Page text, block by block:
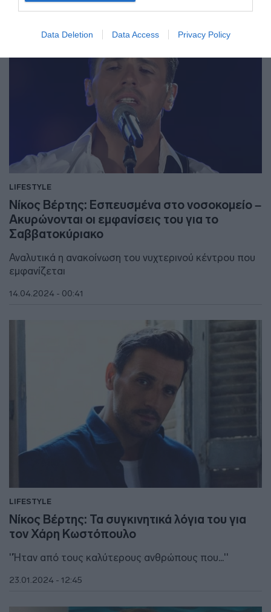
Data Deletion Data Access Privacy Policy
LIFESTYLE
Νίκος Βέρτης: Εσπευσμένα στο νοσοκομείο –
Ακυρώνονται οι εμφανίσεις του για το
Σαββατοκύριακο
Αναλυτικά η ανακοίνωση του νυχτερινού κέντρου που
εμφανίζεται
14.04.2024 - 00:41
LIFESTYLE
Νίκος Βέρτης: Τα συγκινητικά λόγια του για
τον Χάρη Κωστόπουλο
''Ήταν από τους καλύτερους ανθρώπους που...''
23.01.2024 - 12:45